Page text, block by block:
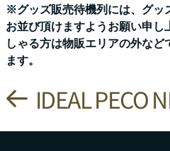
※グッズ販売待機列には、グッ
お並び頂けますようお願い申し
しゃる方は物販エリアの外など
ます。
IDEAL PECO